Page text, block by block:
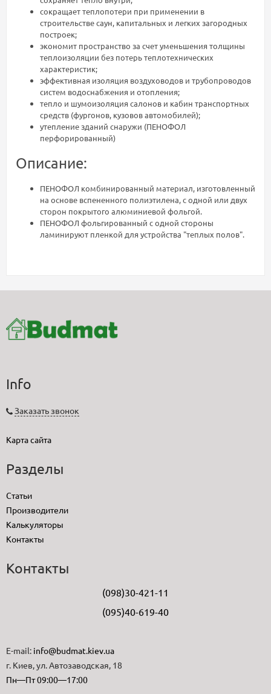
сокращает теплопотери при применении в
строительстве саун, капитальных и легких загородных
построек;
экономит пространство за счет уменьшения толщины
теплоизоляции без потерь теплотехнических
характеристик;
эффективная изоляция воздуховодов и трубопроводов
систем водоснабжения и отопления;
тепло и шумоизоляция салонов и кабин транспортных
средств (фургонов, кузовов автомобилей);
утепление зданий снаружи (ПЕНОФОЛ
перфорированный)
Описание:
ПЕНОФОЛ комбинированный материал, изготовленный
на основе вспененного полиэтилена, с одной или двух
сторон покрытого алюминиевой фольгой.
ПЕНОФОЛ фольгированный с одной стороны
ламинируют пленкой для устройства "теплых полов".
Info
Заказать звонок
Карта сайта
Разделы
Статьи
Производители
Калькуляторы
Контакты
Контакты
(098)30-421-11
(095)40-619-40
E-mail: info@budmat.kiev.ua
г. Киев, ул. Автозаводская, 18
Пн—Пт 09:00—17:00